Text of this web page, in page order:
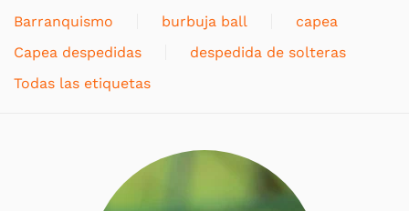
Barranquismo
burbuja ball
capea
Capea despedidas
despedida de solteras
Todas las etiquetas